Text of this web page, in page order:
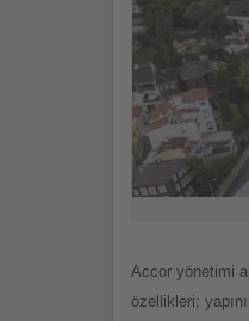
Accor yönetimi
özellikleri;